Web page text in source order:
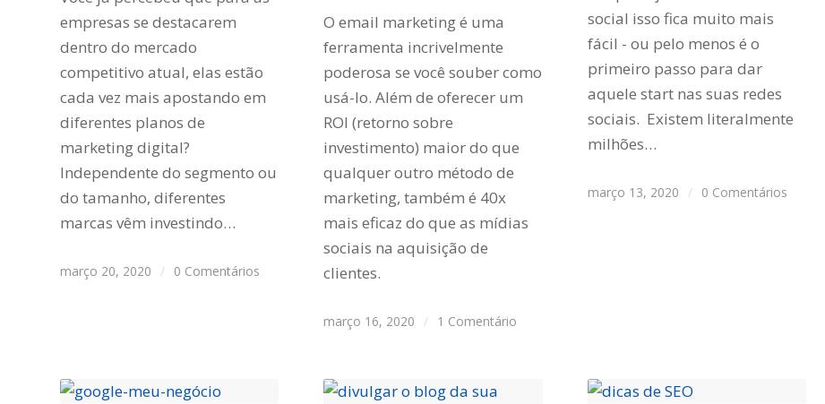
empresas se destacarem
dentro do mercado
competitivo atual, elas estão
cada vez mais apostando em
diferentes planos de
marketing digital?
Independente do segmento ou
do tamanho, diferentes
marcas vêm investindo…
março 20, 2020 / 0 Comentários
O email marketing é uma
ferramenta incrivelmente
poderosa se você souber como
usá-lo. Além de oferecer um
ROI (retorno sobre
investimento) maior do que
qualquer outro método de
marketing, também é 40x
mais eficaz do que as mídias
sociais na aquisição de
clientes.
março 16, 2020 / 1 Comentário
social isso fica muito mais
fácil - ou pelo menos é o
primeiro passo para dar
aquele start nas suas redes
sociais. Existem literalmente
milhões…
março 13, 2020 / 0 Comentários